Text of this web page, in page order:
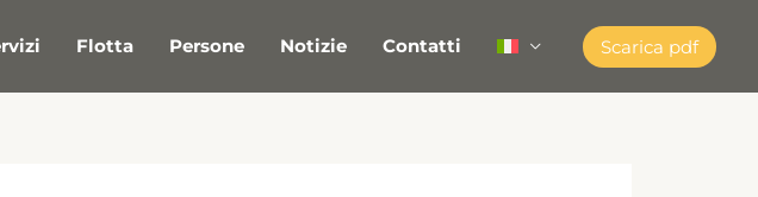
Flotta Persone Notizie Contatti Scarica pdf